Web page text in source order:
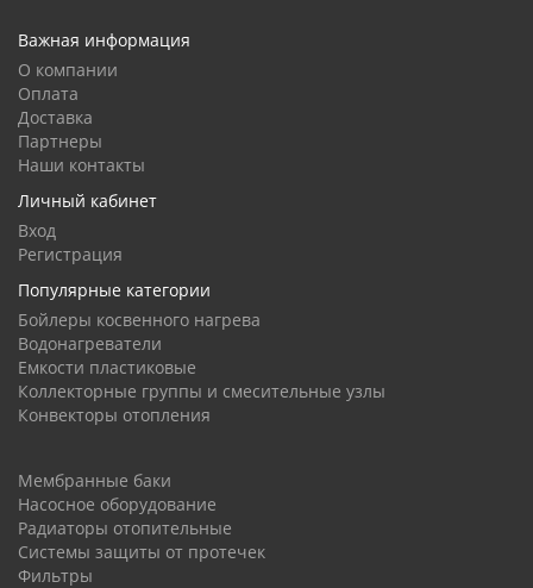
Важная информация
О компании
Оплата
Доставка
Партнеры
Наши контакты
Личный кабинет
Вход
Регистрация
Популярные категории
Бойлеры косвенного нагрева
Водонагреватели
Емкости пластиковые
Коллекторные группы и смесительные узлы
Конвекторы отопления
Мембранные баки
Насосное оборудование
Радиаторы отопительные
Системы защиты от протечек
Фильтры